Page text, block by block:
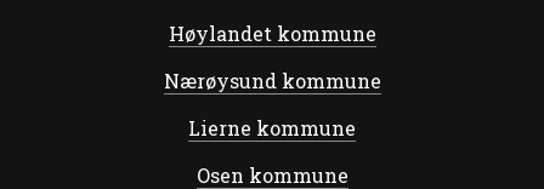
Høylandet kommune
Nærøysund kommune
Lierne kommune
Osen kommune